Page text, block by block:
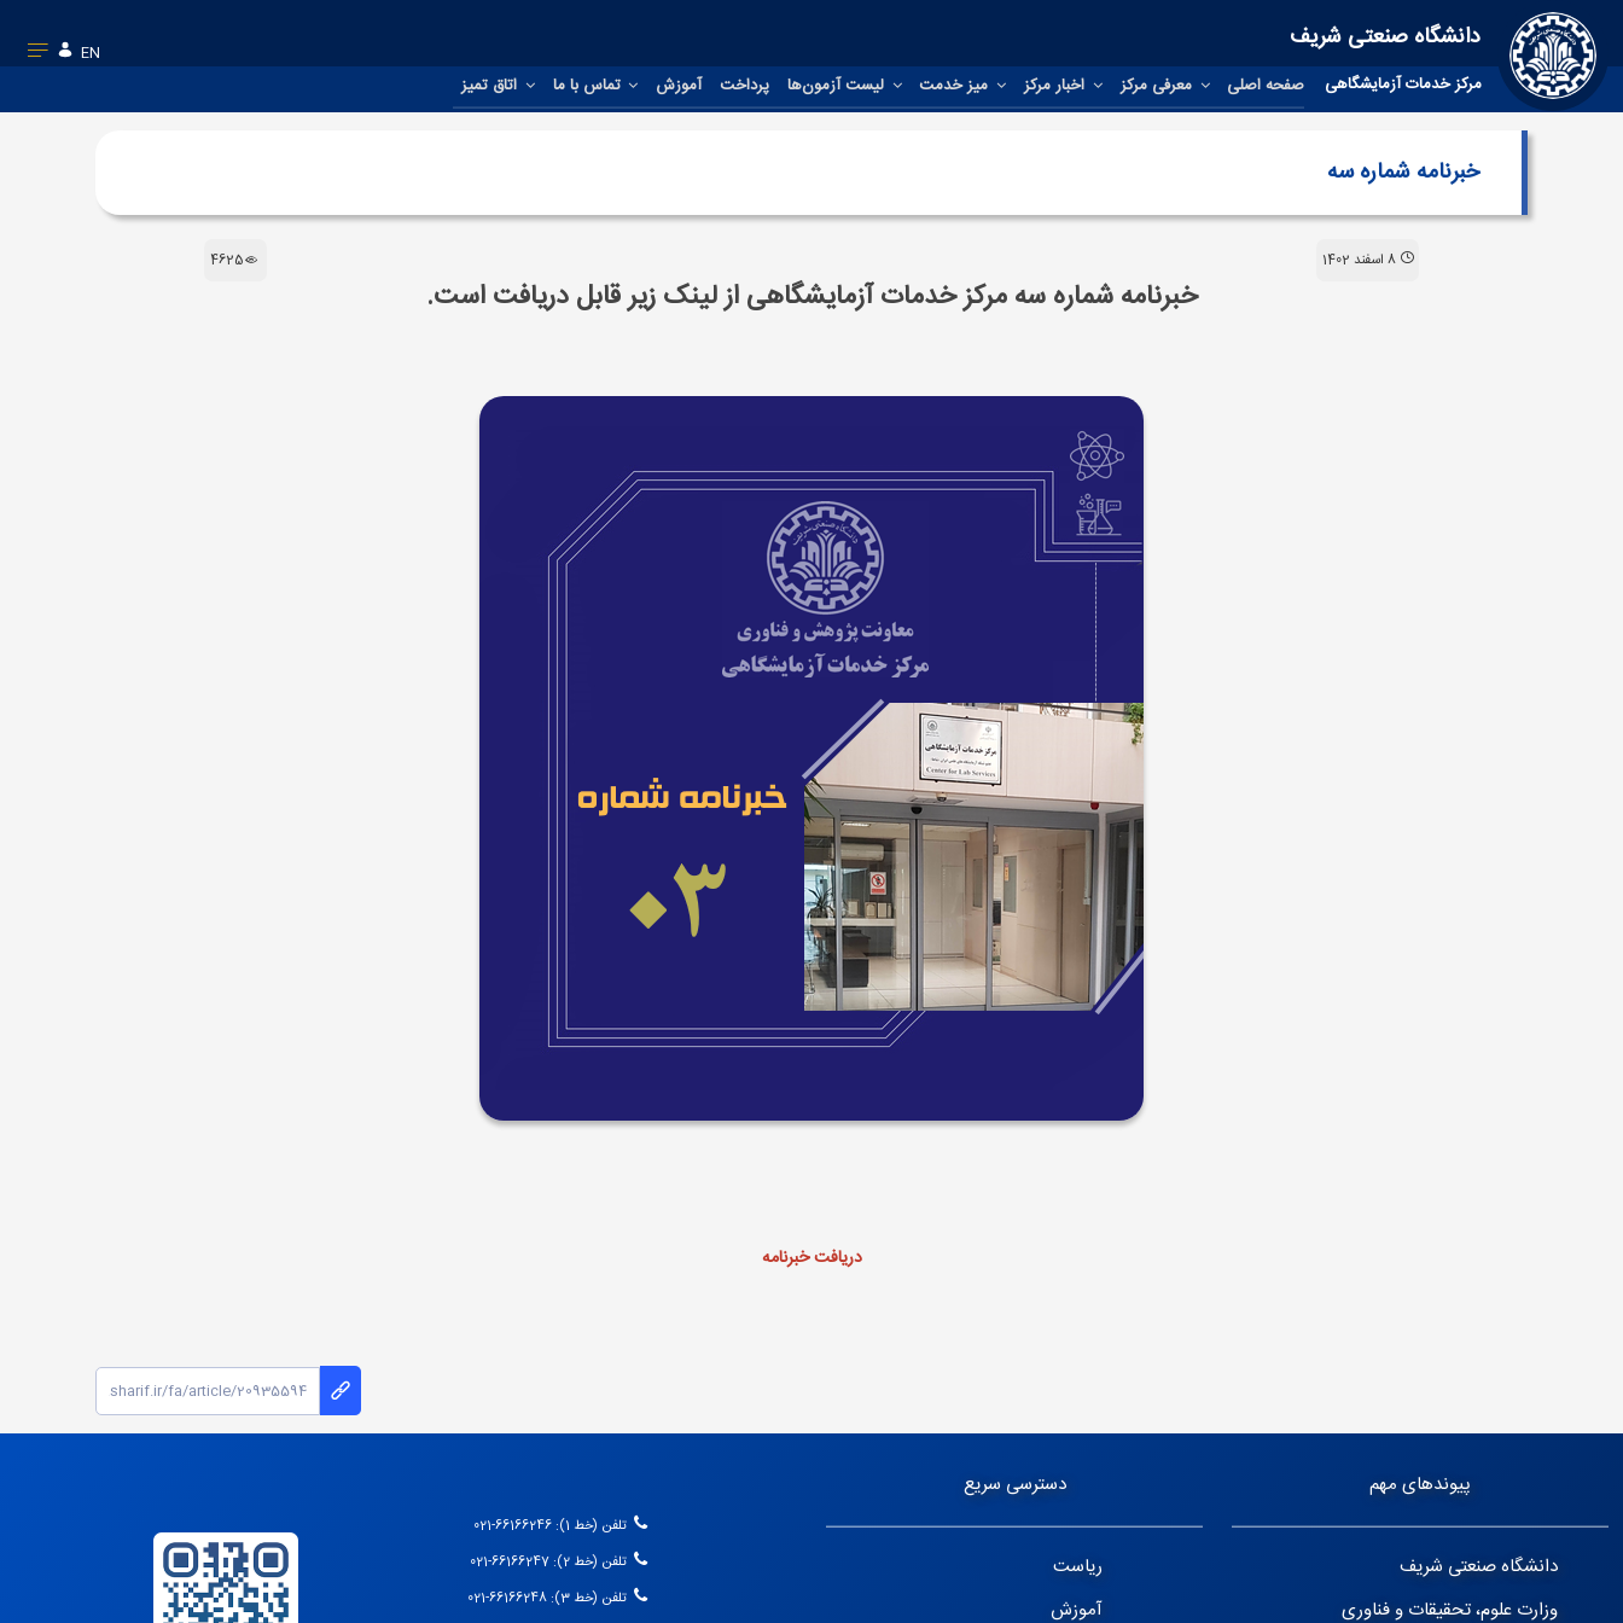
دانشگاه صنعتی شریف EN
مرکز خدمات آزمایشگاهی صفحه اصلی معرفی مرکز اخبار مرکز میز خدمت لیست آزمون‌ها پرداخت آموزش تماس با ما اتاق تمیز
خبرنامه شماره سه
8 اسفند 1402 4625
خبرنامه شماره سه مرکز خدمات آزمایشگاهی از لینک زیر قابل دریافت است.
دریافت خبرنامه
پیوندهای مهم
دانشگاه صنعتی شریف
وزارت علوم، تحقیقات و فناوری
دسترسی سریع
ریاست
آموزش
تلفن (خط 1): 66166246-021
تلفن (خط 2): 66166247-021
تلفن (خط 3): 66166248-021